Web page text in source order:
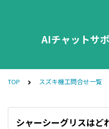
AIチャットサ
TOP スズキ機工問合せ一覧
シャーシーグリスはど